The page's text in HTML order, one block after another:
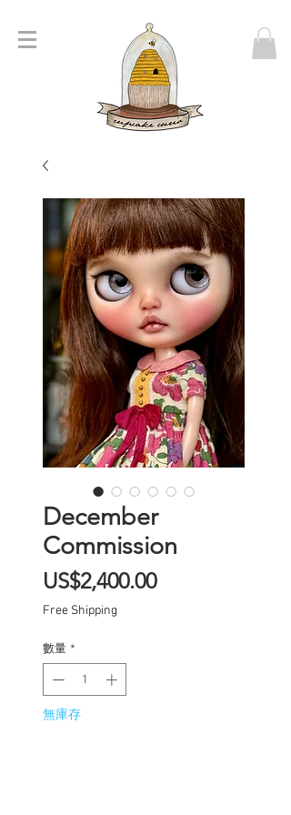
December
Commission
US$2,400.00價
Free Shipping
數量 *
無庫存